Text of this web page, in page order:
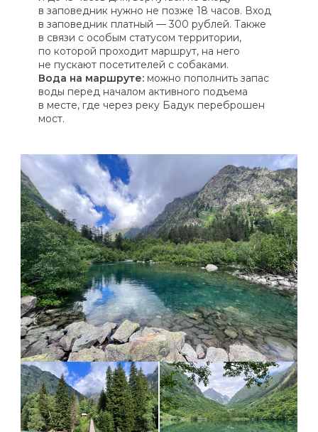
в заповедник нужно не позже 18 часов. Вход
в заповедник платный — 300 рублей. Также
в связи с особым статусом территории,
по которой проходит маршрут, на него
не пускают посетителей с собаками.
Вода на маршруте: можно пополнить запас
воды перед началом активного подъема
в месте, где через реку Бадук переброшен
мост.